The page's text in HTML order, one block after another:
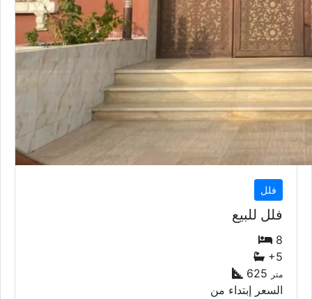
فلل
فلل للبيع
8
+5
625 متر
السعر إبتداء من